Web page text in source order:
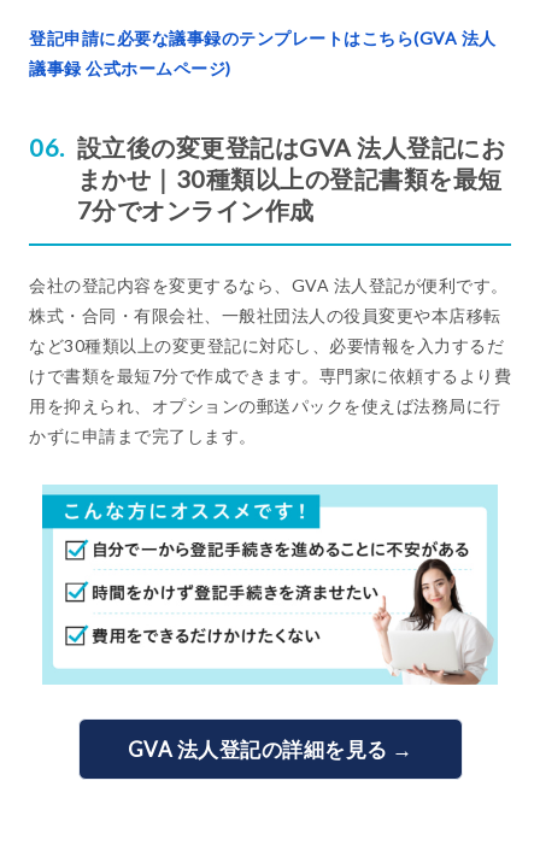
登記申請に必要な議事録のテンプレートはこちら(GVA 法人
議事録 公式ホームページ)
設立後の変更登記はGVA 法人登記にお
まかせ｜30種類以上の登記書類を最短
7分でオンライン作成
会社の登記内容を変更するなら、GVA 法人登記が便利です。
株式・合同・有限会社、一般社団法人の役員変更や本店移転
など30種類以上の変更登記に対応し、必要情報を入力するだ
けで書類を最短7分で作成できます。専門家に依頼するより費
用を抑えられ、オプションの郵送パックを使えば法務局に行
かずに申請まで完了します。
GVA 法人登記の詳細を見る →